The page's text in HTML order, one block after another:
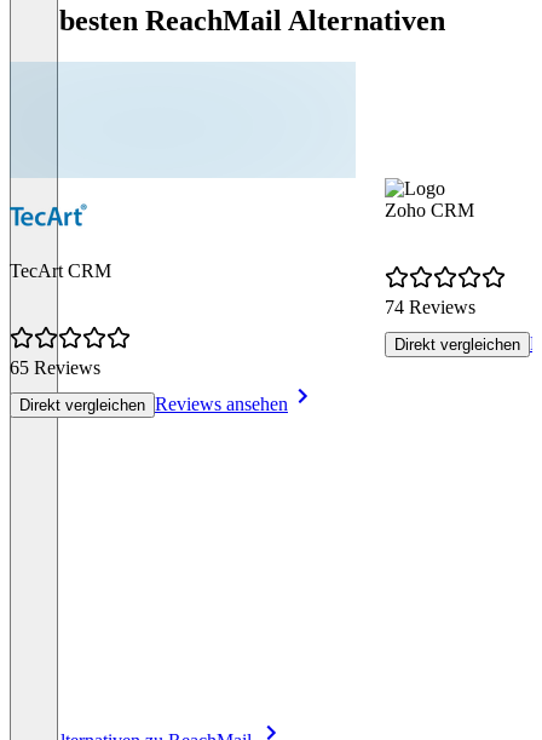
Die besten ReachMail Alternativen
TecArt CRM
65 Reviews
Direkt vergleichen Reviews ansehen
Zoho CRM
74 Reviews
Direkt vergleichen